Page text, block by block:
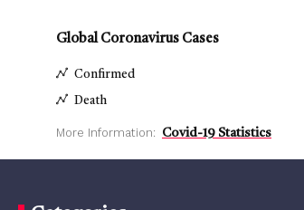
Global Coronavirus Cases
Confirmed
Death
More Information: Covid-19 Statistics